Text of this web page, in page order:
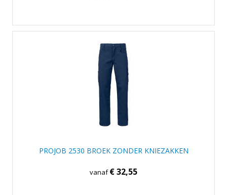
PROJOB 2530 BROEK ZONDER KNIEZAKKEN
vanaf€ 32,55